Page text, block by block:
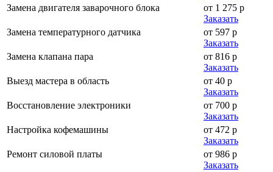
Замена двигателя заварочного блока
от 1 275 р
Заказать
Замена температурного датчика
от 597 р
Заказать
Замена клапана пара
от 816 р
Заказать
Выезд мастера в область
от 40 р
Заказать
Восстановление электроники
от 700 р
Заказать
Настройка кофемашины
от 472 р
Заказать
Ремонт силовой платы
от 986 р
Заказать